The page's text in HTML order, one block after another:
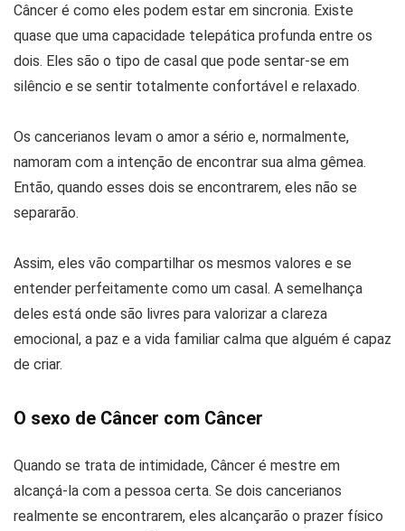
Câncer é como eles podem estar em sincronia. Existe
quase que uma capacidade telepática profunda entre os
dois. Eles são o tipo de casal que pode sentar-se em
silêncio e se sentir totalmente confortável e relaxado.
Os cancerianos levam o amor a sério e, normalmente,
namoram com a intenção de encontrar sua alma gêmea.
Então, quando esses dois se encontrarem, eles não se
separarão.
Assim, eles vão compartilhar os mesmos valores e se
entender perfeitamente como um casal. A semelhança
deles está onde são livres para valorizar a clareza
emocional, a paz e a vida familiar calma que alguém é capaz
de criar.
O sexo de Câncer com Câncer
Quando se trata de intimidade, Câncer é mestre em
alcançá-la com a pessoa certa. Se dois cancerianos
realmente se encontrarem, eles alcançarão o prazer físico